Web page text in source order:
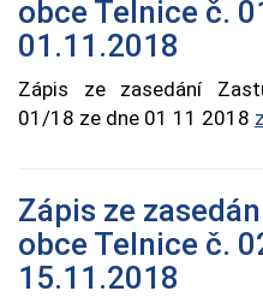
obce Telnice č.
01.11.2018
Zápis ze zasedání
01/18 ze dne 01 11 2018
Zápis ze
obce Telnice č.
15.11.2018